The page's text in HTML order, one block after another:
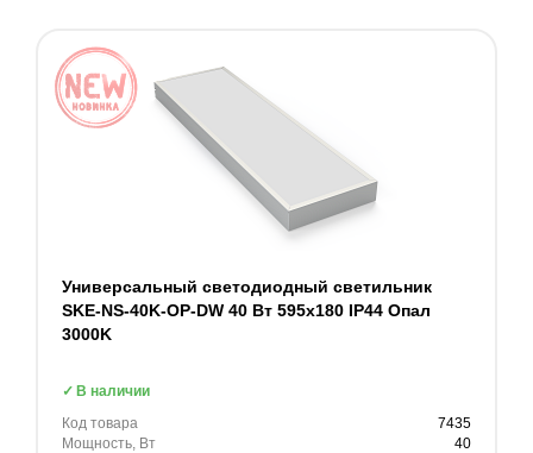
Универсальный светодиодный светильник
SKE-NS-40K-OP-DW 40 Вт 595x180 IP44 Опал
3000K
В наличии
Код товара
7435
Мощность, Вт
40